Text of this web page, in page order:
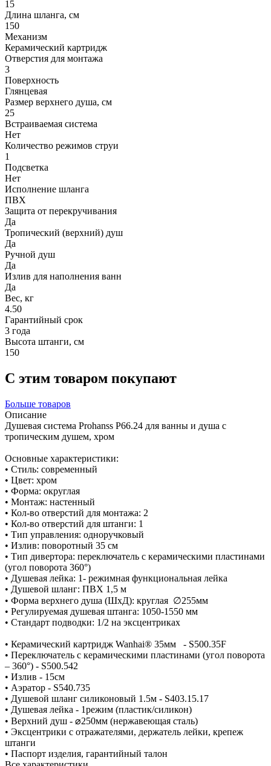
15
Длина шланга, см
150
Механизм
Керамический картридж
Отверстия для монтажа
3
Поверхность
Глянцевая
Размер верхнего душа, см
25
Встраиваемая система
Нет
Количество режимов струи
1
Подсветка
Нет
Исполнение шланга
ПВХ
Защита от перекручивания
Да
Тропический (верхний) душ
Да
Ручной душ
Да
Излив для наполнения ванн
Да
Вес, кг
4.50
Гарантийный срок
3 года
Высота штанги, см
150
С этим товаром покупают
Больше товаров
Описание
Душевая система Prohanss P66.24 для ванны и душа с
тропическим душем, хром
Основные характеристики:
• Стиль: современный
• Цвет: хром
• Форма: округлая
• Монтаж: настенный
• Кол-во отверстий для монтажа: 2
• Кол-во отверстий для штанги: 1
• Тип управления: одноручковый
• Излив: поворотный 35 см
• Тип дивертора: переключатель с керамическими пластинами
(угол поворота 360°)
• Душевая лейка: 1- режимная функциональная лейка
• Душевой шланг: ПВХ 1,5 м
• Форма верхнего душа (ШхД): круглая ∅255мм
• Регулируемая душевая штанга: 1050-1550 мм
• Стандарт подводки: 1/2 на эксцентриках
• Керамический картридж Wanhai® 35мм - S500.35F
• Переключатель с керамическими пластинами (угол поворота
– 360°) - S500.542
• Излив - 15см
• Аэратор - S540.735
• Душевой шланг силиконовый 1.5м - S403.15.17
• Душевая лейка - 1режим (пластик/силикон)
• Верхний душ - ⌀250мм (нержавеющая сталь)
• Эксцентрики с отражателями, держатель лейки, крепеж
штанги
• Паспорт изделия, гарантийный талон